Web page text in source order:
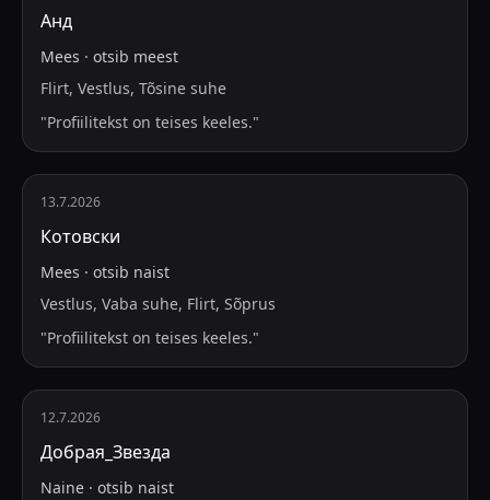
Анд
Mees · otsib meest
Flirt, Vestlus, Tõsine suhe
"Profiilitekst on teises keeles."
13.7.2026
Котовски
Mees · otsib naist
Vestlus, Vaba suhe, Flirt, Sõprus
"Profiilitekst on teises keeles."
12.7.2026
Добрая_Звезда
Naine · otsib naist